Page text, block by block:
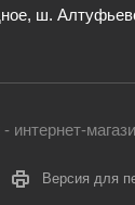
ш.
интернет-
Версия для